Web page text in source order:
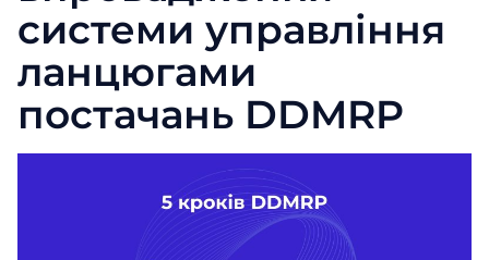
системи управління
ланцюгами
постачань DDMRP
Посада
Відправити
Відправити